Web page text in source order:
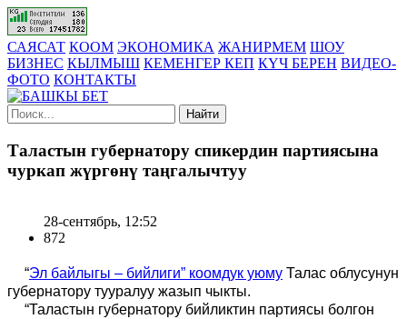
САЯСАТ КООМ ЭКОНОМИКА ЖАНИРМЕМ ШОУ
БИЗНЕС КЫЛМЫШ КЕМЕНГЕР КЕП КҮЧ БЕРЕН ВИДЕО-
ФОТО КОНТАКТЫ
Найти
Таластын губернатору спикердин партиясына
чуркап жүргөнү таңгалычтуу
28-сентябрь, 12:52
872
“Эл байлыгы – бийлиги” коомдук уюмуТалас облусунун
губернатору тууралуу жазып чыкты.
“Таластын губернатору бийликтин партиясы болгон